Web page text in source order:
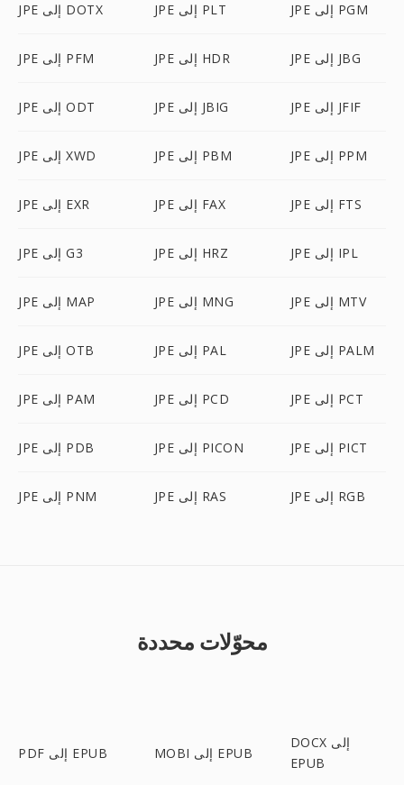
JPE إلى DOTX JPE إلى PLT JPE إلى PGM
JPE إلى PFM JPE إلى HDR JPE إلى JBG
JPE إلى ODT JPE إلى JBIG JPE إلى JFIF
JPE إلى XWD JPE إلى PBM JPE إلى PPM
JPE إلى EXR JPE إلى FAX JPE إلى FTS
JPE إلى G3 JPE إلى HRZ JPE إلى IPL
JPE إلى MAP JPE إلى MNG JPE إلى MTV
JPE إلى OTB JPE إلى PAL JPE إلى PALM
JPE إلى PAM JPE إلى PCD JPE إلى PCT
JPE إلى PDB JPE إلى PICON JPE إلى PICT
JPE إلى PNM JPE إلى RAS JPE إلى RGB
محوّلات محددة
PDF إلى EPUB MOBI إلى EPUB
DOCX إلى
EPUB